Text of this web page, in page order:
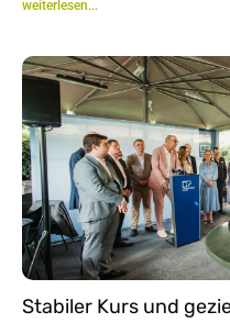
weiterlesen...
Stabiler Kurs und